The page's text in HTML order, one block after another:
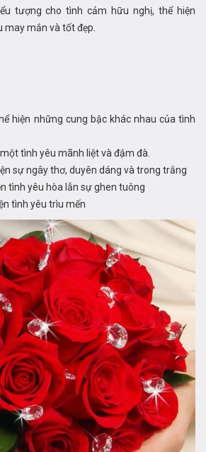
tượng cho tình cảm hữu nghị, thể hiện
mắn và tốt đẹp.
hiện những cung bậc khác nhau của tình
tình yêu mãnh liệt và đậm đà.
sự ngây thơ, duyên dáng và trong trắng
tình yêu hòa lẫn sự ghen tuông
tình yêu trìu mến